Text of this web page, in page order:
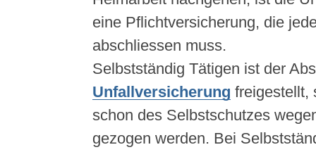
eine Pflichtversicherung, die
abschliessen muss.
Selbstständig Tätigen ist der
Unfallversicherung freigestellt,
schon des Selbstschutzes
gezogen werden. Bei